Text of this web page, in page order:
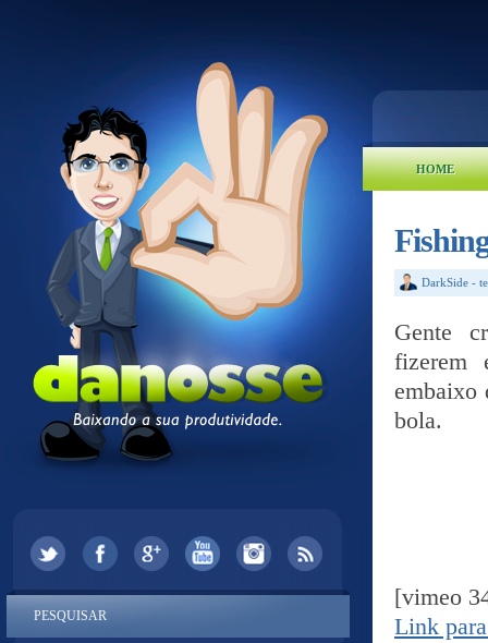
HOME
DarkSide -
Gente
fizerem
embaixo
bola.
[vimeo
Link
PESQUISAR